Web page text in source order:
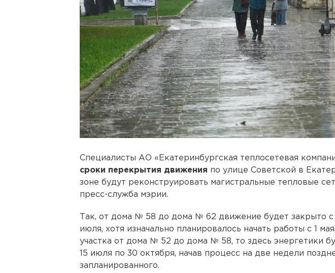
Специалисты АО «Екатеринбургская теплосетевая
сроки перекрытия движения по улице Советской в
зоне будут реконструировать магистральные тепловые
пресс-служба мэрии.
Так, от дома № 58 до дома № 62 движение будет закрыто с
июля, хотя изначально планировалось начать работы с 1
участка от дома № 52 до дома № 58, то здесь энергетики
15 июля по 30 октября, начав процесс на две недели
запланированного.